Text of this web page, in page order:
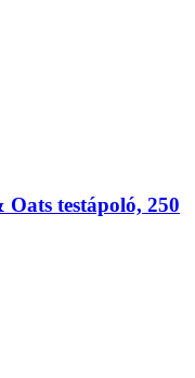
testápoló, 250